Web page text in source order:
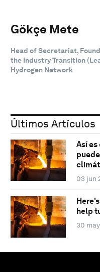
Gökçe Mete
Head of Secretariat,
the Industry Transition
Hydrogen Network
Últimos Artículos
Así
03 jun
help
30